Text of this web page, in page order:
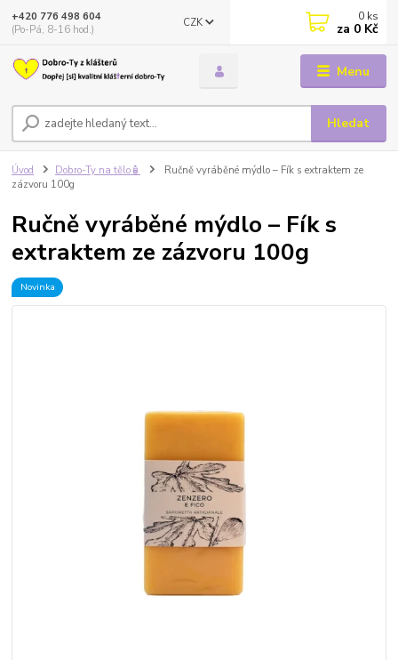
Menu
CZK
Hledat
+420 776 498 604
(Po-Pá, 8-16 hod.)
0 ks
za 0 Kč
Úvod Dobro-Ty na tělo🧴
Ručně vyráběné mýdlo – Fík s extraktem ze
zázvoru 100g
Ručně vyráběné mýdlo – Fík s
extraktem ze zázvoru 100g
Novinka